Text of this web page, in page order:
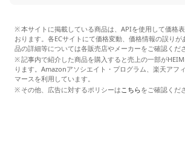
本サイトに掲載している商品は、APIを使用して価格
おります。各ECサイトにて価格変動、価格情報の誤り
品の詳細等については各販売店やメーカーをご確認くだ
記事内で紹介した商品を購入すると売上の一部が
ります。Amazonアソシエイト・プログラム、楽天アフ
マースを利用しています。
その他、広告に対するポリシーはこちらをご確認くだ